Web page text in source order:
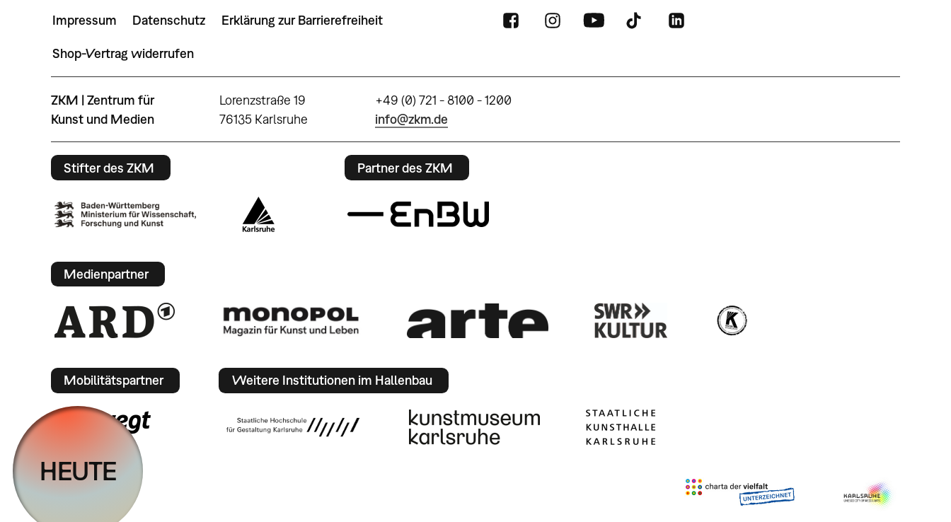
Impressum Datenschutz Erklärung zur Barrierefreiheit
Shop-Vertrag widerrufen
ZKM | Zentrum für
Kunst und Medien
Lorenzstraße 19
76135 Karlsruhe
+49 (0) 721 - 8100 - 1200
info@zkm.de
Stifter des ZKM Partner des ZKM
Medienpartner
Mobilitätspartner Weitere Institutionen im Hallenbau
HEUTE